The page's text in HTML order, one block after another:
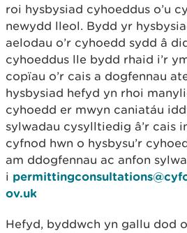
roi hysbysiad cyhoeddus o’u
newydd lleol. Bydd yr
aelodau o’r cyhoedd sydd â
cyhoeddus lle bydd rhaid i’r
copïau o’r cais a dogfennau
hysbysiad hefyd yn rhoi
cyhoedd er mwyn caniatáu
sylwadau cysylltiedig â’r cais
cyfnod hwn o hysbysu’r
am ddogfennau ac anfon
i
ov.uk
Hefyd, byddwch yn gallu dod